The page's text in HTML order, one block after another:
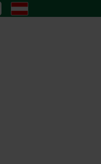
YoutubeDeutsch